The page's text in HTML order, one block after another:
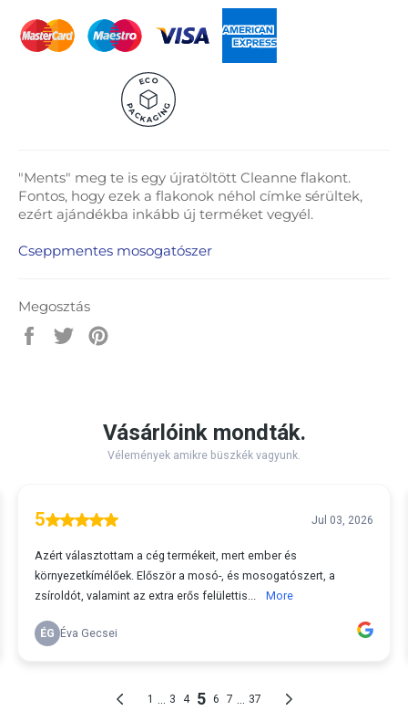
PACKAGI
N
G
ECO
"Ments" meg te is egy újratöltött Cleanne flakont.
Fontos, hogy ezek a flakonok néhol címke sérültek,
ezért ajándékba inkább új terméket vegyél.
Cseppmentes mosogatószer
Megosztás
MegosztásMegosztás